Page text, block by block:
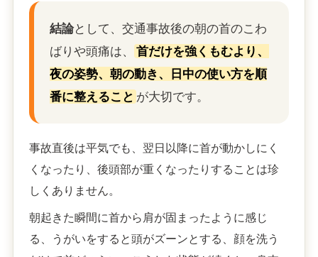
結論として、交通事故後の朝の首のこわ
ばりや頭痛は、
首だけを強くもむより、
夜の姿勢、朝の動き、日中の使い方を順
番に整えること が大切です。
事故直後は平気でも、翌日以降に首が動かしにく
くなったり、後頭部が重くなったりすることは珍
しくありません。
朝起きた瞬間に首から肩が固まったように感じ
る、うがいをすると頭がズーンとする、顔を洗う